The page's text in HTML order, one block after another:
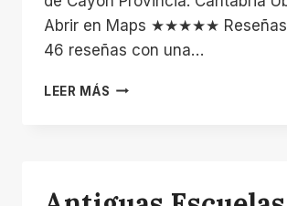
Abrir en Maps ★★★★★
46 reseñas con una…
LEER MÁS AYUNTAMIENTO